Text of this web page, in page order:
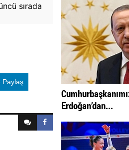
sırada
Paylaş
Erdoğan’dan...